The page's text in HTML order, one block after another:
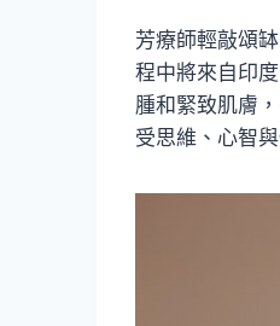
芳療師輕敲頌
程中將來自印
腫和緊致肌膚
受思維、心智